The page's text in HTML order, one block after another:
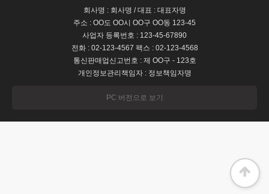
회사명 : 회사명 / 대표 : 대표자명
주소 : OO도 OO시 OO구 OO동 123-45
사업자 등록번호 : 123-45-67890
전화 : 02-123-4567 팩스 : 02-123-4568
통신판매업신고번호 : 제 OO구 - 123호
개인정보관리책임자 : 정보책임자명
PC 버전으로 보기